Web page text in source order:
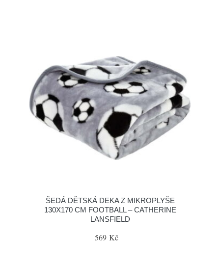
ŠEDÁ DĚTSKÁ DEKA Z MIKROPLYŠE
130X170 CM FOOTBALL – CATHERINE
LANSFIELD
569 Kč